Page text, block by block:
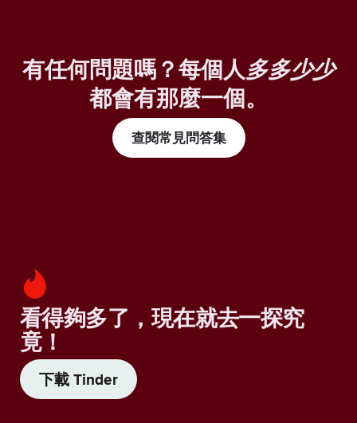
有任何問題嗎？每個人多多少少
都會有那麼一個。
查閱常見問答集
看得夠多了，現在就去一探究
竟！
下載 Tinder